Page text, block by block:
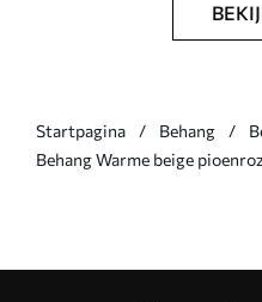
Startpagina Behang
Behang Warme beige